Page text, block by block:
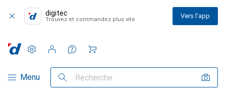
digitec
Trouvez et commandez plus vite Vers l'app
Navigation par catégorie
Menu Recherche
Paramètres
Compte client
Listes de comparaison
Listes d'envies
Panier